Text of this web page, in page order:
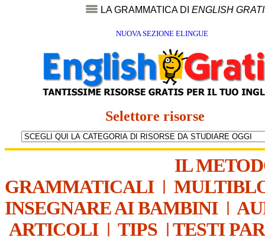
LA GRAMMATICA DI ENGLISH
NUOVA SEZIONE ELINGUE
Selettore risorse
IL
GRAMMATICALI|
INSEGNARE AI BAMBINI|
ARTICOLI| TIPS | TESTI